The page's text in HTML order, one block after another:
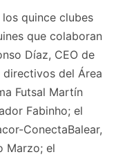
quince clubes
que colaboran
Díaz, CEO de
directivos del Área
Futsal Martín
Fabinho; el
ConectaBalear,
Marzo; el